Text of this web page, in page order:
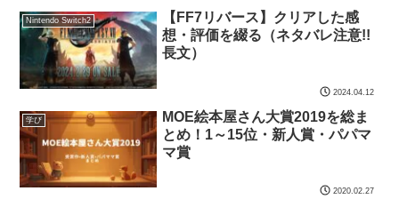
Nintendo Switch2
【FF7リバース】クリアした感
想・評価を綴る（ネタバレ注意!!
長文）
2024.04.12
学び
MOE絵本屋さん大賞2019を総ま
とめ！1～15位・新人賞・パパマ
マ賞
2020.02.27